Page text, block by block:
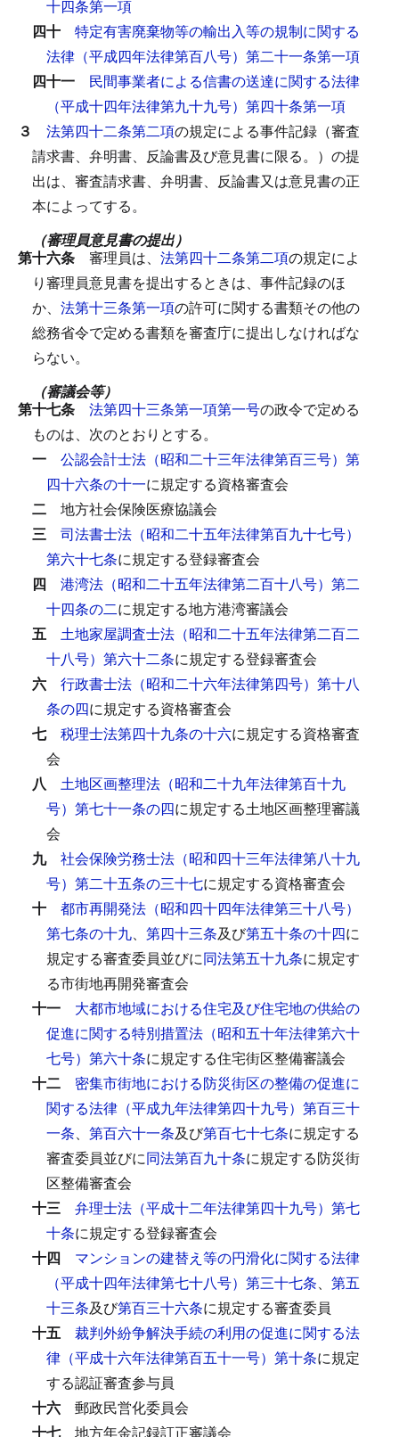
十四条第一項
四十 特定有害廃棄物等の輸出入等の規制に関する
法律（平成四年法律第百八号）第二十一条第一項
四十一 民間事業者による信書の送達に関する法律
（平成十四年法律第九十九号）第四十条第一項
３ 法第四十二条第二項の規定による事件記録（審査
請求書、弁明書、反論書及び意見書に限る。）の提
出は、審査請求書、弁明書、反論書又は意見書の正
本によってする。
（審理員意見書の提出）
第十六条 審理員は、 法第四十二条第二項の規定によ
り審理員意見書を提出するときは、事件記録のほ
か、 法第十三条第一項の許可に関する書類その他の
総務省令で定める書類を審査庁に提出しなければな
らない。
（審議会等）
第十七条 法第四十三条第一項第一号の政令で定める
ものは、次のとおりとする。
一 公認会計士法（昭和二十三年法律第百三号）第
四十六条の十一に規定する資格審査会
二 地方社会保険医療協議会
三 司法書士法（昭和二十五年法律第百九十七号）
第六十七条に規定する登録審査会
四 港湾法（昭和二十五年法律第二百十八号）第二
十四条の二に規定する地方港湾審議会
五 土地家屋調査士法（昭和二十五年法律第二百二
十八号）第六十二条に規定する登録審査会
六 行政書士法（昭和二十六年法律第四号）第十八
条の四に規定する資格審査会
七 税理士法第四十九条の十六に規定する資格審査
会
八 土地区画整理法（昭和二十九年法律第百十九
号）第七十一条の四に規定する土地区画整理審議
会
九 社会保険労務士法（昭和四十三年法律第八十九
号）第二十五条の三十七に規定する資格審査会
十 都市再開発法（昭和四十四年法律第三十八号）
第七条の十九、 第四十三条及び第五十条の十四に
規定する審査委員並びに同法第五十九条に規定す
る市街地再開発審査会
十一 大都市地域における住宅及び住宅地の供給の
促進に関する特別措置法（昭和五十年法律第六十
七号）第六十条に規定する住宅街区整備審議会
十二 密集市街地における防災街区の整備の促進に
関する法律（平成九年法律第四十九号）第百三十
一条、 第百六十一条及び第百七十七条に規定する
審査委員並びに同法第百九十条に規定する防災街
区整備審査会
十三 弁理士法（平成十二年法律第四十九号）第七
十条に規定する登録審査会
十四 マンションの建替え等の円滑化に関する法律
（平成十四年法律第七十八号）第三十七条、 第五
十三条及び第百三十六条に規定する審査委員
十五 裁判外紛争解決手続の利用の促進に関する法
律（平成十六年法律第百五十一号）第十条に規定
する認証審査参与員
十六 郵政民営化委員会
十七 地方年金記録訂正審議会